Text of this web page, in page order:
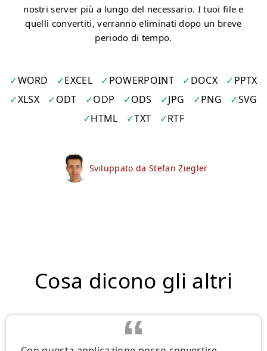
nostri server più a lungo del necessario. I tuoi file e
quelli convertiti, verranno eliminati dopo un breve
periodo di tempo.
WORD EXCEL POWERPOINT DOCX
PPTX
XLSX
ODT ODP ODS JPG PNG
SVG
HTML
TXT RTF
Sviluppato da Stefan Ziegler
Cosa dicono gli altri